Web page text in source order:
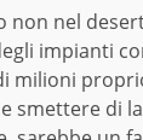
non nel
impianti
milioni
smettere di